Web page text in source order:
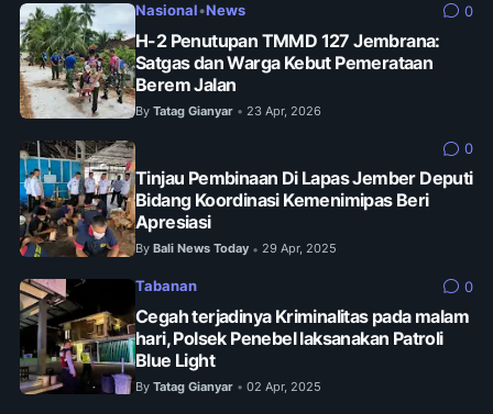
Nasional•News 0
H-2 Penutupan TMMD 127 Jembrana:
Satgas dan Warga Kebut Pemerataan
Berem Jalan
By Tatag Gianyar • 23 Apr, 2026
0
Tinjau Pembinaan Di Lapas Jember Deputi
Bidang Koordinasi Kemenimipas Beri
Apresiasi
By Bali News Today • 29 Apr, 2025
Tabanan 0
Cegah terjadinya Kriminalitas pada malam
hari, Polsek Penebel laksanakan Patroli
Blue Light
By Tatag Gianyar • 02 Apr, 2025